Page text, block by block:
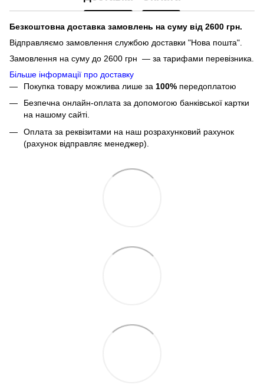
Безкоштовна доставка замовлень на суму від 2600 грн.
Відправляємо замовлення службою доставки "Нова пошта".
Замовлення на суму до 2600 грн — за тарифами перевізника.
Більше інформації про доставку
Покупка товару можлива лише за 100% передоплатою
Безпечна онлайн-оплата за допомогою банківської картки
на нашому сайті.
Оплата за реквізитами на наш розрахунковий рахунок
(рахунок відправляє менеджер).